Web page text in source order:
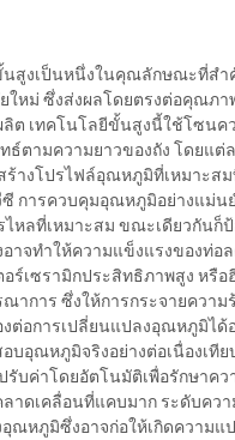
สูงเป็นหนึ่งในคุณลักษณะที่สำ
ใหม่ ซึ่งส่งผลโดยตรงต่อคุณภ
ต เทคโนโลยีขั้นสูงนี้ใช้โซนค
ธ์ตามความยาวของถัง โดยแต่
ร้างโปรไฟล์อุณหภูมิที่เหมาะส
การควบคุมอุณหภูมิอย่างแม่น
หลที่เหมาะสม ขณะเดียวกันก็ป้
าจทำให้ความแข็งแรงของท่อ
ร์เซรามิกประสิทธิภาพสูง หรือ
าการ ซึ่งให้การกระจายความ
ต่อการเปลี่ยนแปลงอุณหภูมิได้
บอุณหภูมิจริงอย่างต่อเนื่องเทีย
รับค่าโดยอัตโนมัติเพื่อรักษาคว
าดเคลื่อนที่แคบมาก ระดับควา
ณหภูมิซึ่งอาจก่อให้เกิดความแ